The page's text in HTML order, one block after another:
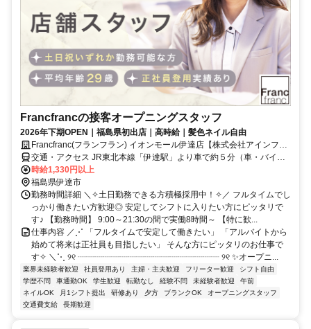
Francfrancの接客オープニングスタッフ
2026年下期OPEN｜福島県初出店｜高時給｜髪色ネイル自由
Francfranc(フランフラン) イオンモール伊達店【株式会社アインファ
ーマシーズ】
交通・アクセス JR東北本線「伊達駅」より車で約５分（車・バイク
通勤OK）
時給1,330円以上
福島県伊達市
勤務時間詳細 ＼✧土日勤務できる方積極採用中！✧／ フルタイムでし
っかり働きたい方歓迎◎ 安定してシフトに入りたい方にピッタリで
す♪ 【勤務時間】 9:00～21:30の間で実働8時間～ 【特に歓...
仕事内容 ／⋰ 「フルタイムで安定して働きたい」 「アルバイトから
始めて将来は正社員も目指したい」 そんな方にピッタリのお仕事で
す✧ ＼⋱ ୨୧ ┈┈┈┈┈┈┈┈┈┈┈┈┈┈┈┈┈ ୨୧ ✨オープニ...
業界未経験者歓迎 社員登用あり 主婦・主夫歓迎 フリーター歓迎
シフト自由
学歴不問
車通勤OK 学生歓迎 転勤なし 経験不問 未経験者歓迎
午前
ネイルOK
月1シフト提出 研修あり 夕方 ブランクOK
オープニングスタッフ
交通費支給
長期歓迎